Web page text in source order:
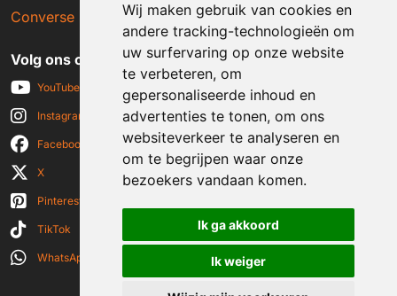
Wij maken gebruik van cookies en
andere tracking-technologieën om
uw surfervaring op onze website
te verbeteren, om
gepersonaliseerde inhoud en
advertenties te tonen, om ons
websiteverkeer te analyseren en
om te begrijpen waar onze
bezoekers vandaan komen.
Ik ga akkoord
Ik weiger
Converse sneakers
Volg ons op social media
YouTube
Instagram
Facebook
X
Pinterest
TikTok
WhatsApp